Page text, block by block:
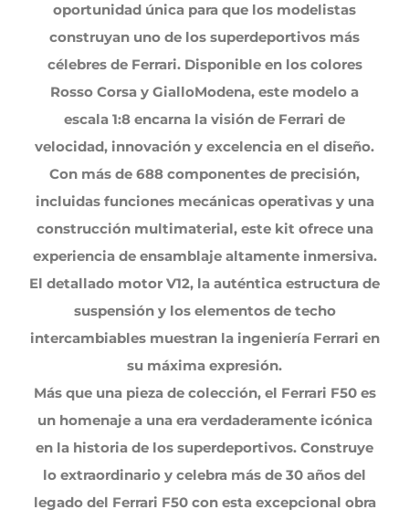
oportunidad única para que los modelistas
construyan uno de los superdeportivos más
célebres de Ferrari. Disponible en los colores
Rosso Corsa y GialloModena, este modelo a
escala 1:8 encarna la visión de Ferrari de
velocidad, innovación y excelencia en el diseño.
Con más de 688 componentes de precisión,
incluidas funciones mecánicas operativas y una
construcción multimaterial, este kit ofrece una
experiencia de ensamblaje altamente inmersiva.
El detallado motor V12, la auténtica estructura de
suspensión y los elementos de techo
intercambiables muestran la ingeniería Ferrari en
su máxima expresión.
Más que una pieza de colección, el Ferrari F50 es
un homenaje a una era verdaderamente icónica
en la historia de los superdeportivos. Construye
lo extraordinario y celebra más de 30 años del
legado del Ferrari F50 con esta excepcional obra